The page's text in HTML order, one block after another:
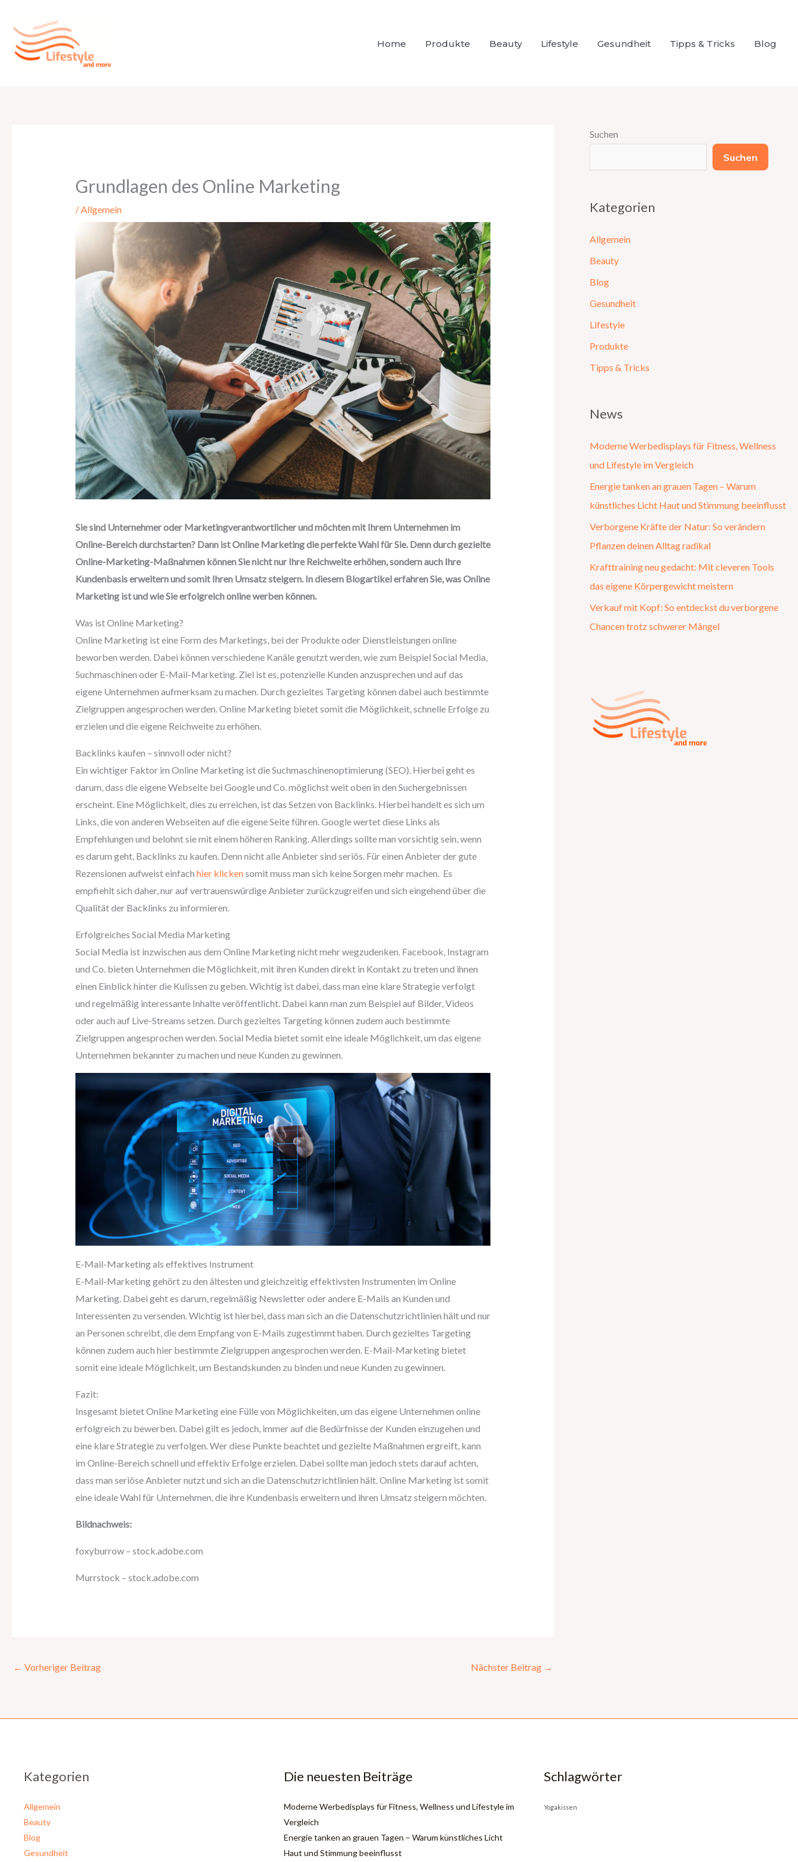
Inhalt
springen
Home Produkte Beauty Lifestyle Gesundheit Tipps & Tricks Blog
Grundlagen des Online Marketing
/Allgemein
Sie sind Unternehmer oder Marketingverantwortlicher und möchten mit Ihrem Unternehmen im
Online-Bereich durchstarten? Dann ist Online Marketing die perfekte Wahl für Sie. Denn durch gezielte
Online-Marketing-Maßnahmen können Sie nicht nur Ihre Reichweite erhöhen, sondern auch Ihre
Kundenbasis erweitern und somit Ihren Umsatz steigern. In diesem Blogartikel erfahren Sie, was Online
Marketing ist und wie Sie erfolgreich online werben können.
Was ist Online Marketing?
Online Marketing ist eine Form des Marketings, bei der Produkte oder Dienstleistungen online
beworben werden. Dabei können verschiedene Kanäle genutzt werden, wie zum Beispiel Social Media,
Suchmaschinen oder E-Mail-Marketing. Ziel ist es, potenzielle Kunden anzusprechen und auf das
eigene Unternehmen aufmerksam zu machen. Durch gezieltes Targeting können dabei auch bestimmte
Zielgruppen angesprochen werden. Online Marketing bietet somit die Möglichkeit, schnelle Erfolge zu
erzielen und die eigene Reichweite zu erhöhen.
Backlinks kaufen – sinnvoll oder nicht?
Ein wichtiger Faktor im Online Marketing ist die Suchmaschinenoptimierung (SEO). Hierbei geht es
darum, dass die eigene Webseite bei Google und Co. möglichst weit oben in den Suchergebnissen
erscheint. Eine Möglichkeit, dies zu erreichen, ist das Setzen von Backlinks. Hierbei handelt es sich um
Links, die von anderen Webseiten auf die eigene Seite führen. Google wertet diese Links als
Empfehlungen und belohnt sie mit einem höheren Ranking. Allerdings sollte man vorsichtig sein, wenn
es darum geht, Backlinks zu kaufen. Denn nicht alle Anbieter sind seriös. Für einen Anbieter der gute
Rezensionen aufweist einfach hier klickensomit muss man sich keine Sorgen mehr machen. Es
empfiehlt sich daher, nur auf vertrauenswürdige Anbieter zurückzugreifen und sich eingehend über die
Qualität der Backlinks zu informieren.
Erfolgreiches Social Media Marketing
Social Media ist inzwischen aus dem Online Marketing nicht mehr wegzudenken. Facebook, Instagram
und Co. bieten Unternehmen die Möglichkeit, mit ihren Kunden direkt in Kontakt zu treten und ihnen
einen Einblick hinter die Kulissen zu geben. Wichtig ist dabei, dass man eine klare Strategie verfolgt
und regelmäßig interessante Inhalte veröffentlicht. Dabei kann man zum Beispiel auf Bilder, Videos
oder auch auf Live-Streams setzen. Durch gezieltes Targeting können zudem auch bestimmte
Zielgruppen angesprochen werden. Social Media bietet somit eine ideale Möglichkeit, um das eigene
Unternehmen bekannter zu machen und neue Kunden zu gewinnen.
E-Mail-Marketing als effektives Instrument
E-Mail-Marketing gehört zu den ältesten und gleichzeitig effektivsten Instrumenten im Online
Marketing. Dabei geht es darum, regelmäßig Newsletter oder andere E-Mails an Kunden und
Interessenten zu versenden. Wichtig ist hierbei, dass man sich an die Datenschutzrichtlinien hält und nur
an Personen schreibt, die dem Empfang von E-Mails zugestimmt haben. Durch gezieltes Targeting
können zudem auch hier bestimmte Zielgruppen angesprochen werden. E-Mail-Marketing bietet
somit eine ideale Möglichkeit, um Bestandskunden zu binden und neue Kunden zu gewinnen.
Fazit:
Insgesamt bietet Online Marketing eine Fülle von Möglichkeiten, um das eigene Unternehmen online
erfolgreich zu bewerben. Dabei gilt es jedoch, immer auf die Bedürfnisse der Kunden einzugehen und
eine klare Strategie zu verfolgen. Wer diese Punkte beachtet und gezielte Maßnahmen ergreift, kann
im Online-Bereich schnell und effektiv Erfolge erzielen. Dabei sollte man jedoch stets darauf achten,
dass man seriöse Anbieter nutzt und sich an die Datenschutzrichtlinien hält. Online Marketing ist somit
eine ideale Wahl für Unternehmen, die ihre Kundenbasis erweitern und ihren Umsatz steigern möchten.
Bildnachweis:
foxyburrow – stock.adobe.com
Murrstock – stock.adobe.com
← Vorheriger Beitrag Nächster Beitrag →
Suchen
Suchen
Kategorien
Allgemein
Beauty
Blog
Gesundheit
Lifestyle
Produkte
Tipps & Tricks
News
Moderne Werbedisplays für Fitness, Wellness
und Lifestyle im Vergleich
Energie tanken an grauen Tagen – Warum
künstliches Licht Haut und Stimmung beeinflusst
Verborgene Kräfte der Natur: So verändern
Pflanzen deinen Alltag radikal
Krafttraining neu gedacht: Mit cleveren Tools
das eigene Körpergewicht meistern
Verkauf mit Kopf: So entdeckst du verborgene
Chancen trotz schwerer Mängel
Kategorien
Allgemein
Beauty
Blog
Gesundheit
Die neuesten Beiträge
Moderne Werbedisplays für Fitness, Wellness und Lifestyle im
Vergleich
Energie tanken an grauen Tagen – Warum künstliches Licht
Haut und Stimmung beeinflusst
Schlagwörter
Yogakissen